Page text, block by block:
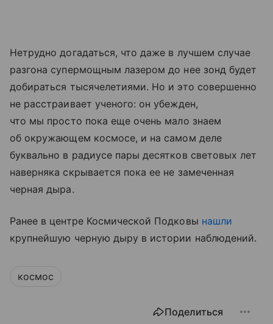
Нетрудно догадаться, что даже в лучшем случае
разгона супермощным лазером до нее зонд будет
добираться тысячелетиями. Но и это совершенно
не расстраивает ученого: он убежден,
что мы просто пока еще очень мало знаем
об окружающем космосе, и на самом деле
буквально в радиусе пары десятков световых лет
наверняка скрывается пока ее не замеченная
черная дыра.
Ранее в центре Космической Подковы нашли
крупнейшую черную дыру в истории наблюдений.
космос
Поделиться